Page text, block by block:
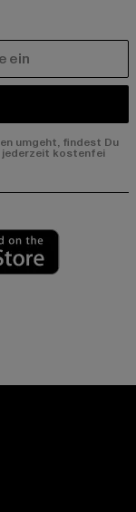
umgeht, findest Du
jederzeit kostenfei